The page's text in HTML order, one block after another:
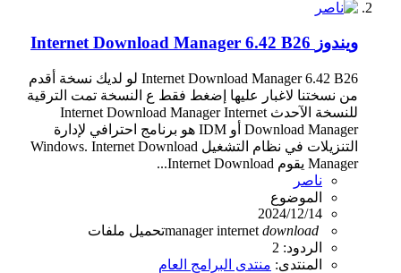
ويندوز Internet Download Manager 6.42 B26
Internet Download Manager 6.42 B26 لو لديك نسخة أقدم
من نسختنا لاغبار عليها إضغط فقط ع النسخة تمت الترقية
للنسخة الآحدث Internet Download Manager Internet
Download Manager أو IDM هو برنامج احترافي لإدارة
التنزيلات في نظام التشغيل Windows. Internet Download
Manager يقوم Internet Download...
ناصر
الموضوع
2024/12/14
download
internet
managerتحميل ملفات
الردود: 2
المنتدى: منتدى البرامج العام